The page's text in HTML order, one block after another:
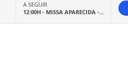
A SEGUIR
12:00H - MISSA APARECIDA -...